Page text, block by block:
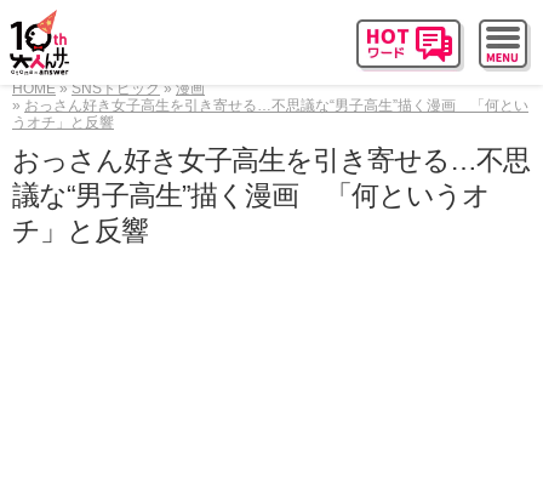
HOME SNSトピック
漫画
おっさん好き女子高生を引き寄せる…不思議な“男子高生”描く漫画 「何とい
うオチ」と反響
おっさん好き女子高生を引き寄せる…不思
議な“男子高生”描く漫画 「何というオ
チ」と反響